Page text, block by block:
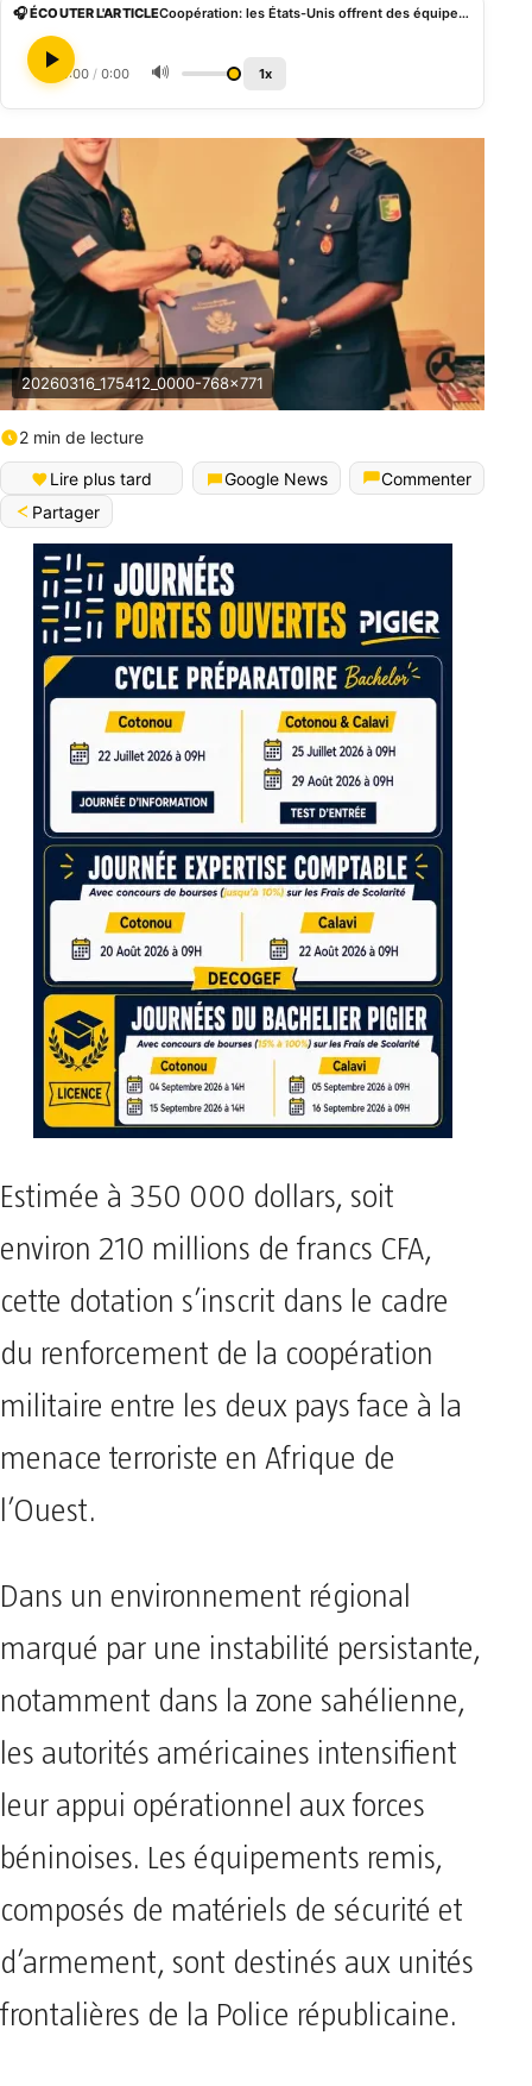
🎧 ÉCOUTER L'ARTICLE Coopération: les États-Unis offrent des équipements tactiques aux unités frontalières du Bénin
0:00 / 0:00 🔊 1x
20260316_175412_0000-768×771
2 min de lecture
Lire plus tard Google News
Commenter
Partager
Estimée à 350 000 dollars, soit
environ 210 millions de francs CFA,
cette dotation s’inscrit dans le cadre
du renforcement de la coopération
militaire entre les deux pays face à la
menace terroriste en Afrique de
l’Ouest.
Dans un environnement régional
marqué par une instabilité persistante,
notamment dans la zone sahélienne,
les autorités américaines intensifient
leur appui opérationnel aux forces
béninoises. Les équipements remis,
composés de matériels de sécurité et
d’armement, sont destinés aux unités
frontalières de la Police républicaine.